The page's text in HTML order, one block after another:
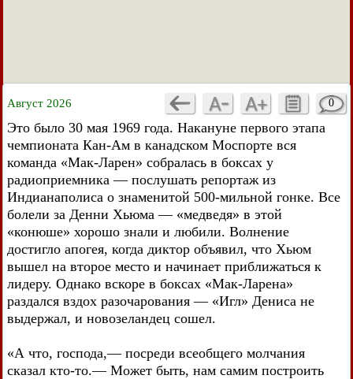
Август 2026 0
Это было 30 мая 1969 года. Накануне первого этапа
чемпионата Кан-Ам в канадском Моспорте вся
команда «Мак-Ларен» собралась в боксах у
радиоприемника — послушать репортаж из
Индианаполиса о знаменитой 500-мильной гонке. Все
болели за Денни Хьюма — «медведя» в этой
«конюше» хорошо знали и любили. Волнение
достигло апогея, когда диктор объявил, что Хьюм
вышел на второе место и начинает приближаться к
лидеру. Однако вскоре в боксах «Мак-Ларена»
раздался вздох разочарования — «Игл» Дениса не
выдержал, и новозеландец сошел.
«А что, господа,— посреди всеобщего молчания
сказал кто-то.— Может быть, нам самим построить